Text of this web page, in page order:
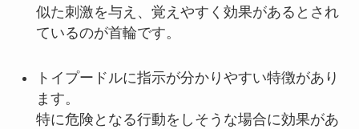
似た刺激を与え、覚えやすく効果があるとされ
ているのが首輪です。
トイプードルに指示が分かりやすい特徴があり
ます。
特に危険となる行動をしそうな場合に効果があ